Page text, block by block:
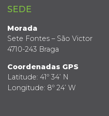
SEDE
Morada
Sete Fontes – São Victor
4710-243 Braga
Coordenadas GPS
Latitude: 41º 34’ N
Longitude: 8º 24’ W